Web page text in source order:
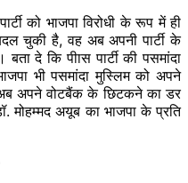
को भाजपा विरोधी के रूप में ही
चुकी है, वह अब अपनी पार्टी के
दे कि पीास पार्टी की पसमांदा
भी पसमांदा मुस्लिम को अपने
अब अपने वोटबैंक के छिटकने का डर
मोहम्मद अयूब का भाजपा के प्रति